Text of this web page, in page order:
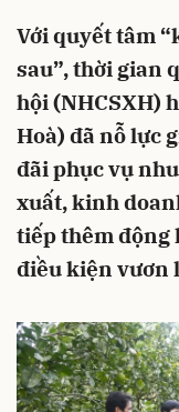
Với quyết tâm
sau”, thời gian
hội (NHCSXH)
Hoà) đã nỗ lực
đãi phục vụ
xuất, kinh
tiếp thêm động
điều kiện vươn